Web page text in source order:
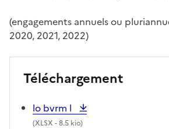
(engagements annuels ou
2020, 2021, 2022)
Téléchargement
lo bvrm l
(XLSX - 8.5 kio)